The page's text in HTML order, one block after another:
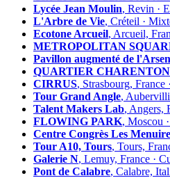
Lycée Jean Moulin, Revin ·
L'Arbre de Vie, Créteil ·
Ecotone Arcueil, Arcueil,
METROPOLITAN
Pavillon augmenté de
QUARTIER CHARENTON
CIRRUS, Strasbourg, France
Tour Grand Angle,
Talent Makers Lab, Angers,
FLOWING PARK, Moscou
Centre Congrès Les
Tour A10, Tours, Tours,
Galerie N, Lemuy, France ·
Pont de Calabre, Calabre,